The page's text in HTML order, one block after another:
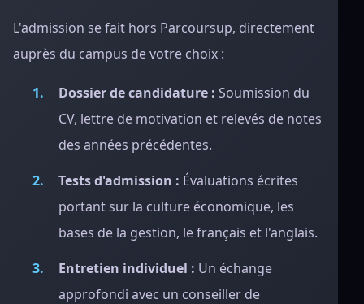
L'admission se fait hors Parcoursup, directement
auprès du campus de votre choix :
Dossier de candidature : Soumission du
CV, lettre de motivation et relevés de notes
des années précédentes.
Tests d'admission : Évaluations écrites
portant sur la culture économique, les
bases de la gestion, le français et l'anglais.
Entretien individuel : Un échange
approfondi avec un conseiller de